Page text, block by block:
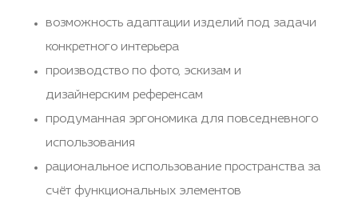
возможность адаптации изделий под задачи
конкретного интерьера
производство по фото, эскизам и
дизайнерским референсам
продуманная эргономика для повседневного
использования
рациональное использование пространства за
счёт функциональных элементов